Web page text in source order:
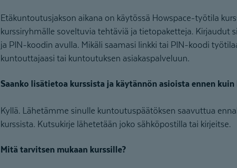
Etäkuntoutusjakson aikana on käytössä Howspace-työtila
kurssiryhmälle soveltuvia tehtäviä ja tietopaketteja. Kirjaudut
ja PIN-koodin avulla. Mikäli saamasi linkki tai PIN-koodi
kuntouttajaasi tai kuntoutuksen asiakaspalveluun.
Saanko lisätietoa kurssista ja käytännön asioista ennen kuin
Kyllä. Lähetämme sinulle kuntoutuspäätöksen saavuttua
kurssista. Kutsukirje lähetetään joko sähköpostilla tai kirjeitse.
Mitä tarvitsen mukaan kurssille?